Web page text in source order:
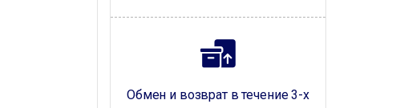
Обмен и возврат в течение 3-х